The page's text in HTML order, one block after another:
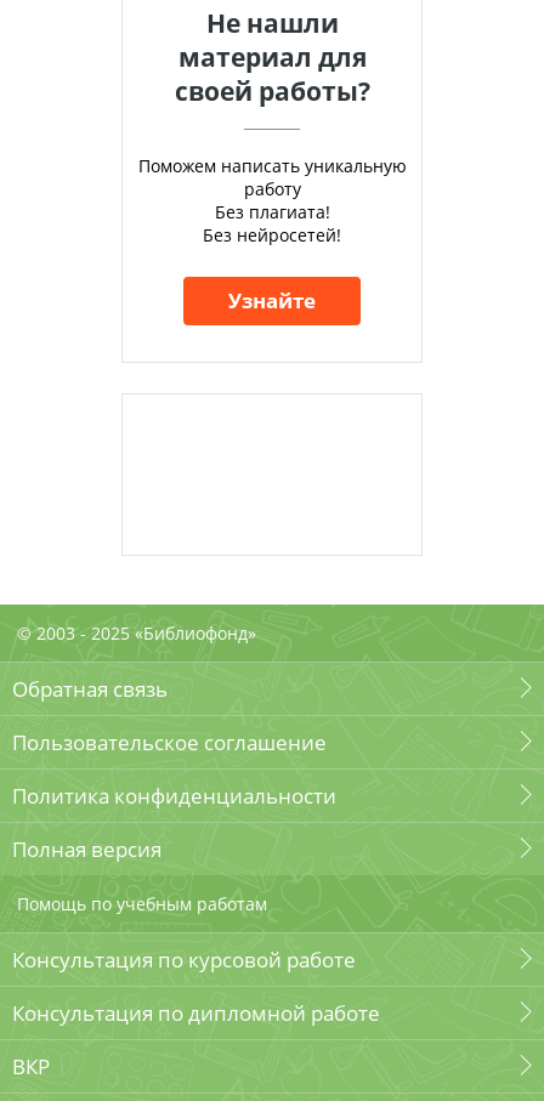
Не нашли
материал для
своей работы?
Поможем написать уникальную
работу
Без плагиата!
Без нейросетей!
Узнайте
© 2003 - 2025 «Библиофонд»
Обратная связь
Пользовательское соглашение
Политика конфиденциальности
Полная версия
Помощь по учебным работам
Консультация по курсовой работе
Консультация по дипломной работе
ВКР